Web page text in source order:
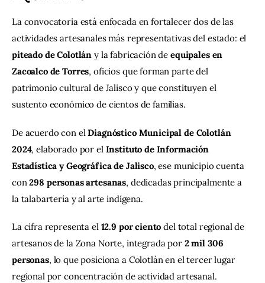
La convocatoria está enfocada en fortalecer dos de las
actividades artesanales más representativas del estado: el
piteado de Colotlán y la fabricación de equipales en
Zacoalco de Torres, oficios que forman parte del
patrimonio cultural de Jalisco y que constituyen el
sustento económico de cientos de familias.
De acuerdo con el Diagnóstico Municipal de Colotlán
2024, elaborado por el Instituto de Información
Estadística y Geográfica de Jalisco, ese municipio cuenta
con 298 personas artesanas, dedicadas principalmente a
la talabartería y al arte indígena.
La cifra representa el 12.9 por ciento del total regional de
artesanos de la Zona Norte, integrada por 2 mil 306
personas, lo que posiciona a Colotlán en el tercer lugar
regional por concentración de actividad artesanal.